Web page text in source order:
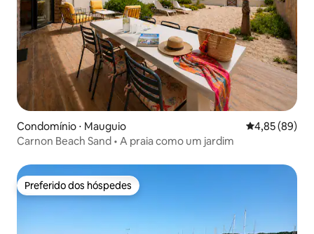
Condomínio ⋅ Mauguio 4,85 de uma
4,85 (89)
Carnon Beach Sand • A praia como um jardim
Preferido dos hóspedes
Preferido dos hóspedes